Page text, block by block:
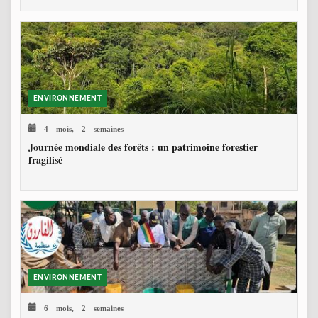
ENVIRONNEMENT
4 mois, 2 semaines
Journée mondiale des forêts : un patrimoine forestier
fragilisé
ENVIRONNEMENT
6 mois, 2 semaines